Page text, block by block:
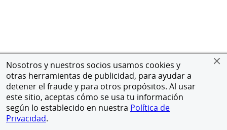
Nosotros y nuestros socios usamos cookies y
otras herramientas de publicidad, para ayudar a
detener el fraude y para otros propósitos. Al usar
este sitio, aceptas cómo se usa tu información
según lo establecido en nuestra Política de
Privacidad.